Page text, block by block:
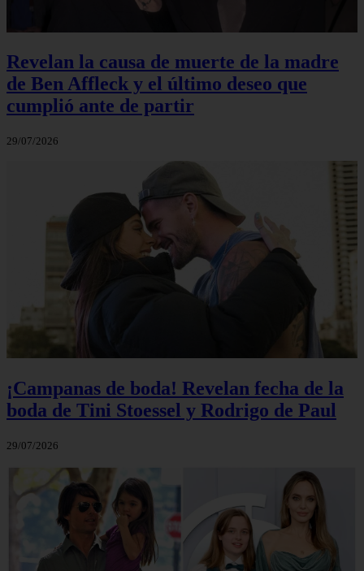
Revelan la causa de muerte de la madre
de Ben Affleck y el último deseo que
cumplió ante de partir
29/07/2026
¡Campanas de boda! Revelan fecha de la
boda de Tini Stoessel y Rodrigo de Paul
29/07/2026